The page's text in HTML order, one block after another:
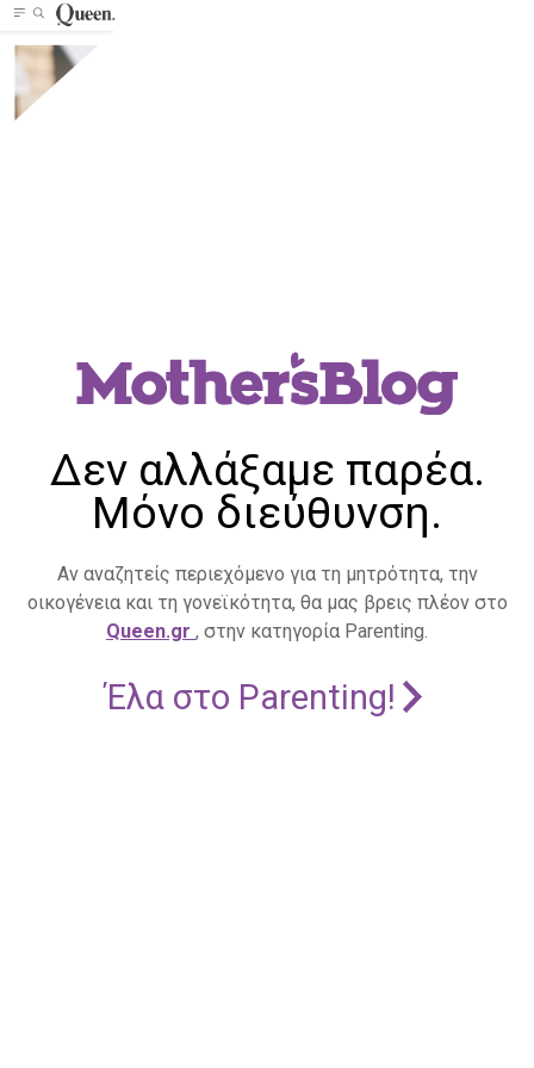
Δεν αλλάξαμε παρέα.
Μόνο διεύθυνση.
Αν αναζητείς περιεχόμενο για τη μητρότητα, την
οικογένεια και τη γονεϊκότητα, θα μας βρεις πλέον στο
Queen.gr , στην κατηγορία Parenting.
Έλα στο Parenting!